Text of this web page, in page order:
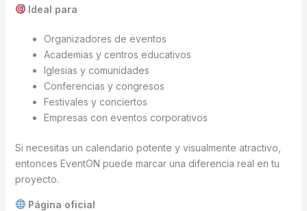
Ideal para
Organizadores de eventos
Academias y centros educativos
Iglesias y comunidades
Conferencias y congresos
Festivales y conciertos
Empresas con eventos corporativos
Si necesitas un calendario potente y visualmente atractivo,
entonces EventON puede marcar una diferencia real en tu
proyecto.
Página oficial